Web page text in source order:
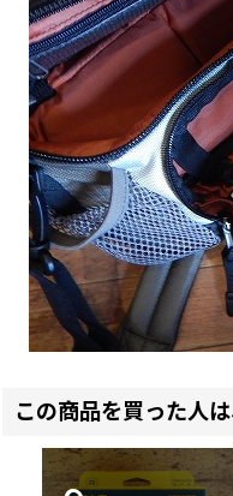
この商品を買った人